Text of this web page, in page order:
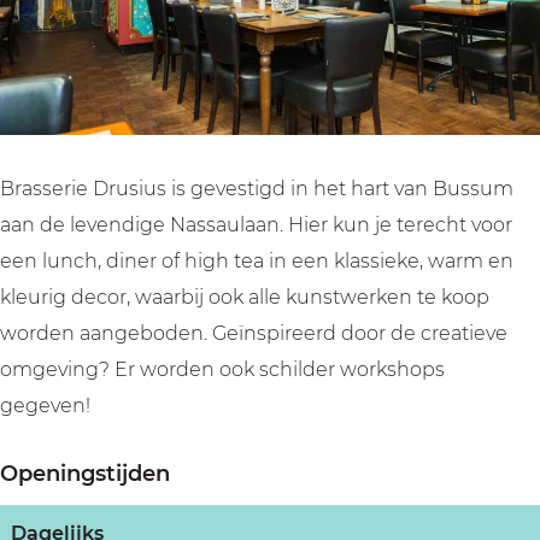
u
s
i
u
D
r
u
s
u
s
e
D
r
u
i
u
s
u
i
i
e
D
r
s
i
u
s
Brasserie Drusius is gevestigd in het hart van Bussum
aan de levendige Nassaulaan. Hier kun je terecht voor
een lunch, diner of high tea in een klassieke, warm en
kleurig decor, waarbij ook alle kunstwerken te koop
worden aangeboden. Geïnspireerd door de creatieve
omgeving? Er worden ook schilder workshops
gegeven!
Openingstijden
Dagelijks